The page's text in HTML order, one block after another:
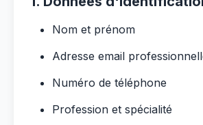
Nom et prénom
Adresse email
Numéro de téléphone
Profession et spécialité